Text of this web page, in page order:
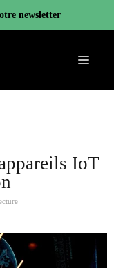
newsletter
Menu
IoT